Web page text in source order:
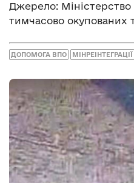
Джерело: Міністерство
тимчасово окупованих
ДОПОМОГА ВПО МІНРЕІНТЕГРАЦІЇ